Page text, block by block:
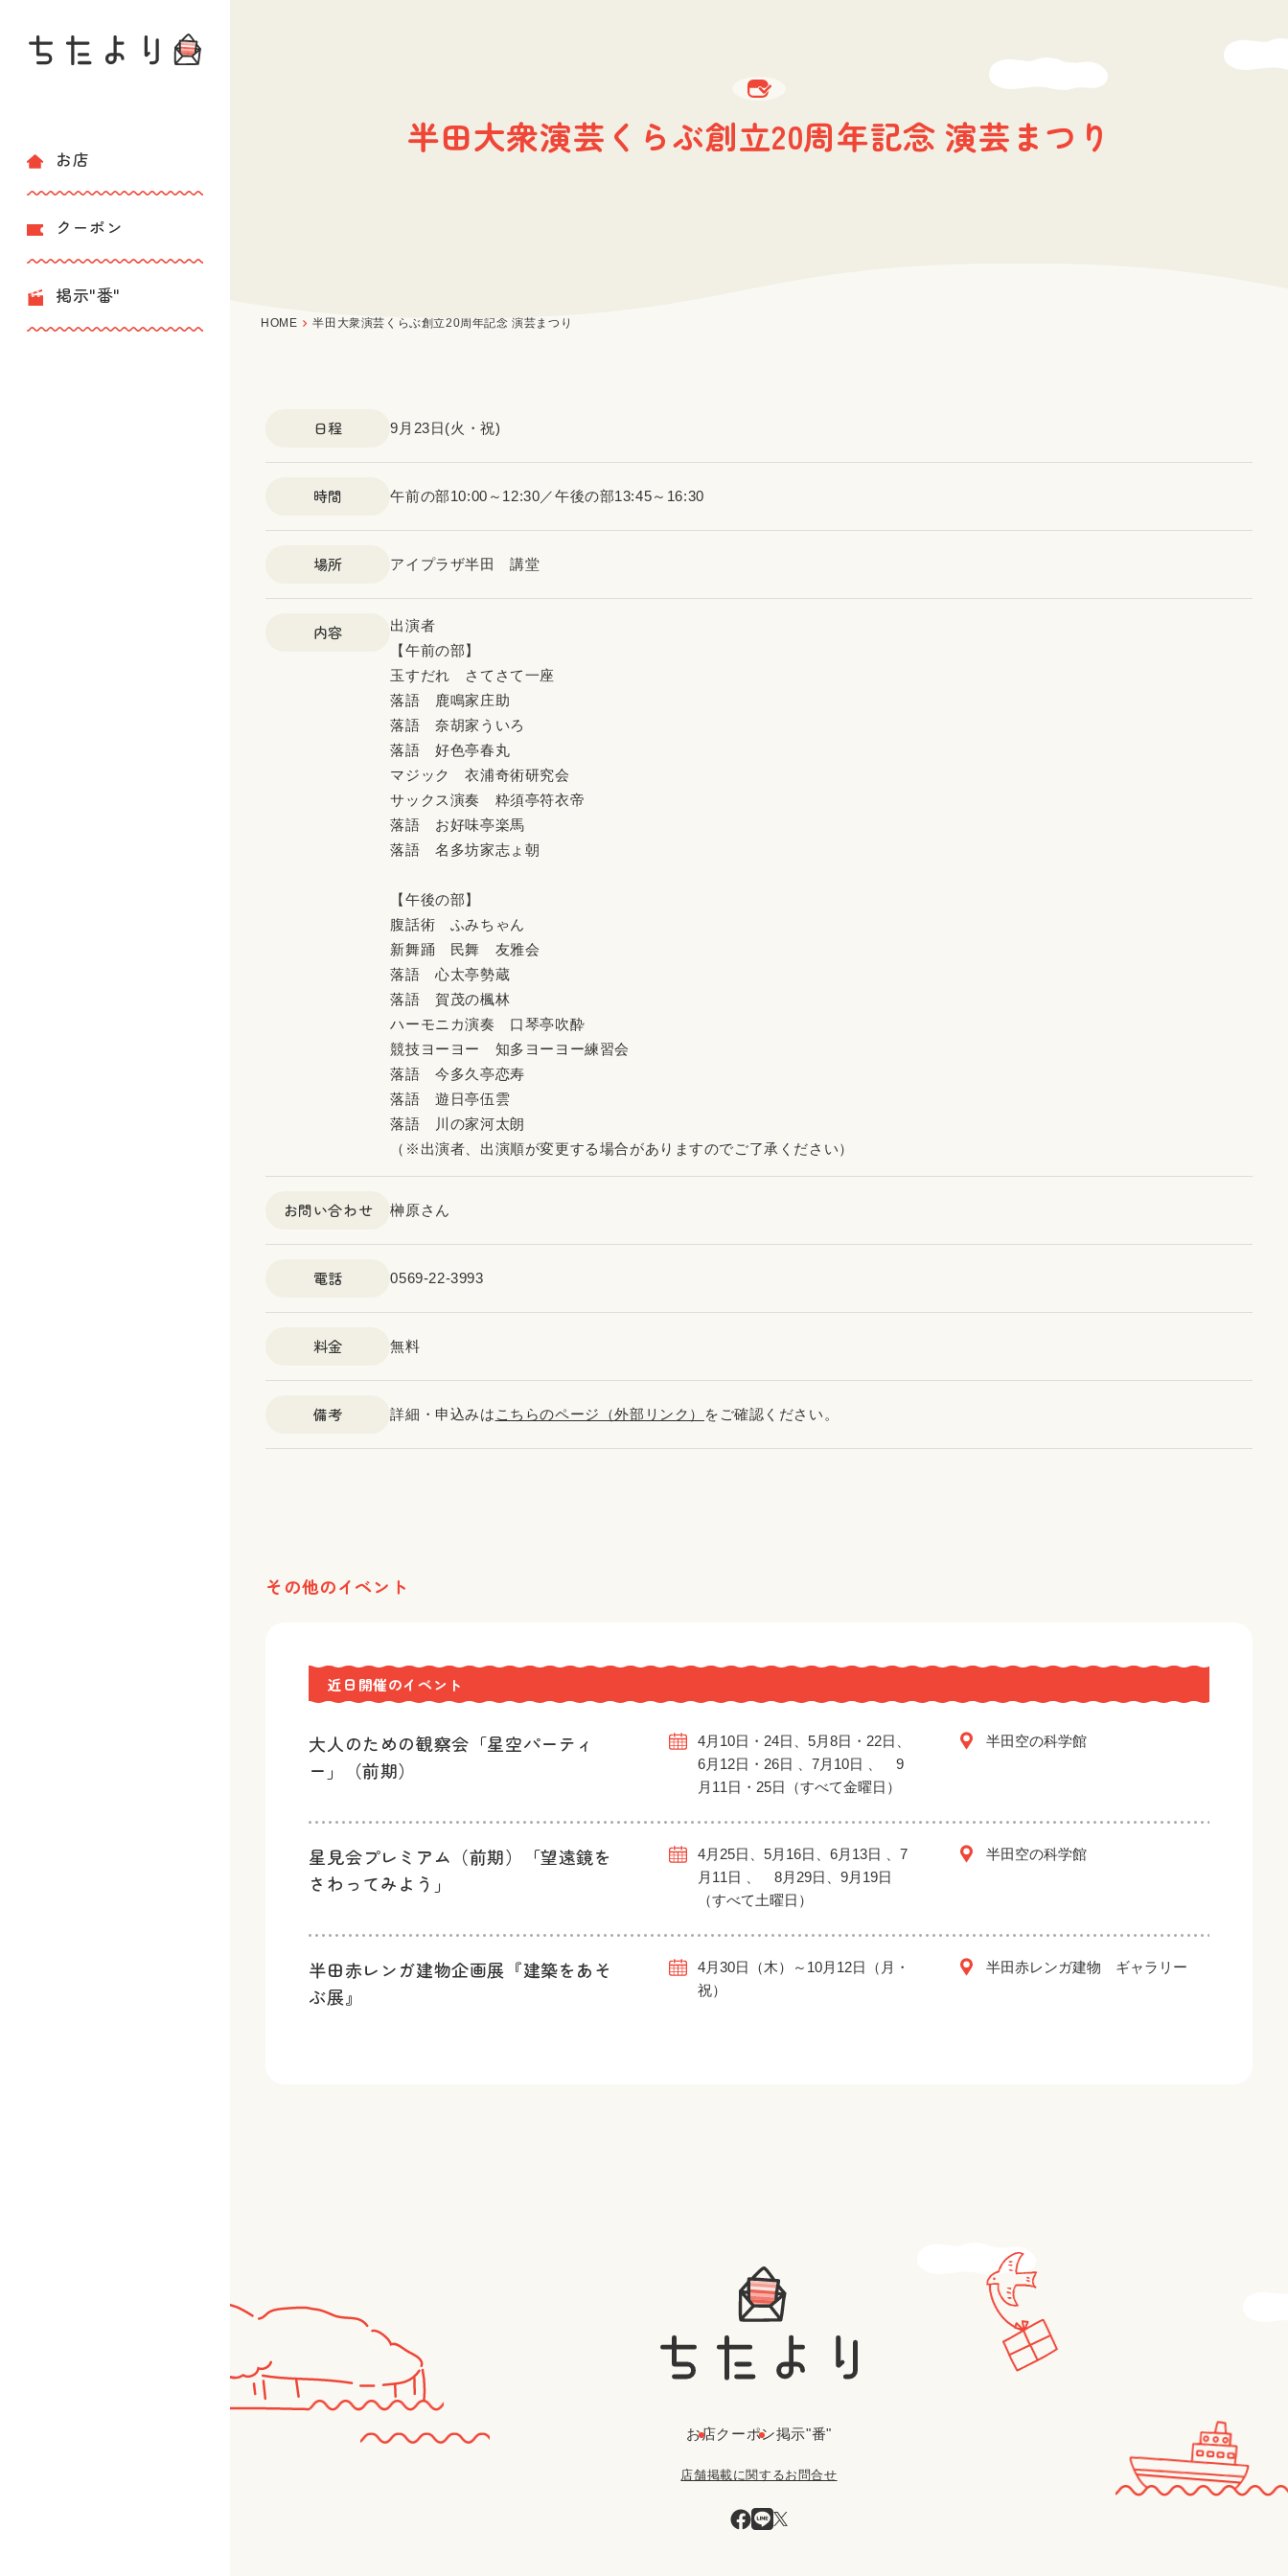
お店
クーポン
掲示"番"
半田大衆演芸くらぶ創立20周年記念 演芸まつり
HOME 半田大衆演芸くらぶ創立20周年記念 演芸まつり
日程 9月23日(火・祝)
時間 午前の部10:00～12:30／午後の部13:45～16:30
場所 アイプラザ半田 講堂
内容
出演者
【午前の部】
玉すだれ さてさて一座
落語 鹿鳴家庄助
落語 奈胡家ういろ
落語 好色亭春丸
マジック 衣浦奇術研究会
サックス演奏 粋須亭符衣帝
落語 お好味亭楽馬
落語 名多坊家志ょ朝
【午後の部】
腹話術 ふみちゃん
新舞踊 民舞 友雅会
落語 心太亭勢蔵
落語 賀茂の楓林
ハーモニカ演奏 口琴亭吹酔
競技ヨーヨー 知多ヨーヨー練習会
落語 今多久亭恋寿
落語 遊日亭伍雲
落語 川の家河太朗
（※出演者、出演順が変更する場合がありますのでご了承ください）
お問い合わせ 榊原さん
電話 0569-22-3993
料金 無料
備考 詳細・申込みは こちらのページ（外部リンク） をご確認ください。
その他のイベント
近日開催のイベント
大人のための観察会「星空パーティ
ー」（前期）
4月10日・24日、5月8日・22日、
6月12日・26日 、7月10日 、 9
月11日・25日（すべて金曜日）
半田空の科学館
星見会プレミアム（前期）「望遠鏡を
さわってみよう」
4月25日、5月16日、6月13日 、7
月11日 、 8月29日、9月19日
（すべて土曜日）
半田空の科学館
半田赤レンガ建物企画展『建築をあそ
ぶ展』
4月30日（木）～10月12日（月・
祝）
半田赤レンガ建物 ギャラリー
お店クーポン掲示"番"
店舗掲載に関するお問合せ